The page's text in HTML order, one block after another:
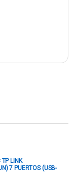
TP LINK
7 PUERTOS (USB-